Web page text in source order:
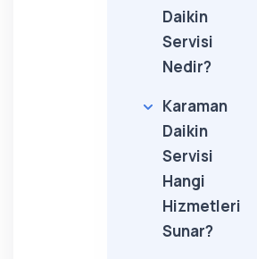
Daikin
Servisi
Nedir?
Karaman
Daikin
Servisi
Hangi
Hizmetleri
Sunar?